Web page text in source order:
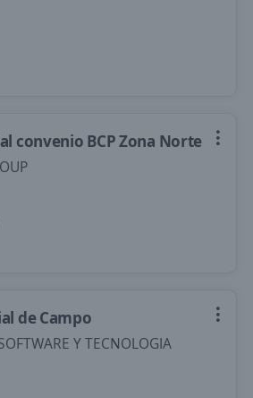
convenio BCP Zona Norte
de Campo
Y TECNOLOGIA